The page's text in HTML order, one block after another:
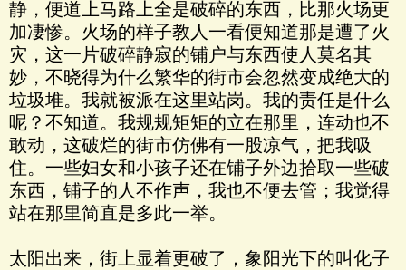
静，便道上马路上全是破碎的东西，比那火场更
加凄惨。火场的样子教人一看便知道那是遭了火
灾，这一片破碎静寂的铺户与东西使人莫名其
妙，不晓得为什么繁华的街市会忽然变成绝大的
垃圾堆。我就被派在这里站岗。我的责任是什么
呢？不知道。我规规矩矩的立在那里，连动也不
敢动，这破烂的街市仿佛有一股凉气，把我吸
住。一些妇女和小孩子还在铺子外边拾取一些破
东西，铺子的人不作声，我也不便去管；我觉得
站在那里简直是多此一举。
太阳出来，街上显着更破了，象阳光下的叫化子